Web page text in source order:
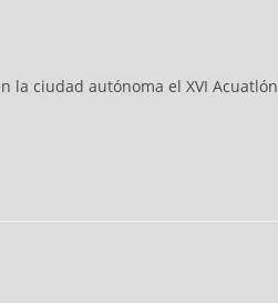
la ciudad autónoma el XVI Acuatlón